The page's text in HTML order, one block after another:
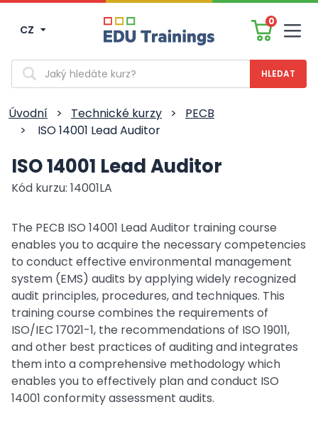
CZ
0
Vyhledávání
Úvodní > Technické kurzy >
PECB
>
ISO 14001 Lead Auditor
ISO 14001 Lead Auditor
Kód kurzu: 14001LA
The PECB ISO 14001 Lead Auditor training course
enables you to acquire the necessary competencies
to conduct effective environmental management
system (EMS) audits by applying widely recognized
audit principles, procedures, and techniques. This
training course combines the requirements of
ISO/IEC 17021-1, the recommendations of ISO 19011,
and other best practices of auditing and integrates
them into a comprehensive methodology which
enables you to effectively plan and conduct ISO
14001 conformity assessment audits.